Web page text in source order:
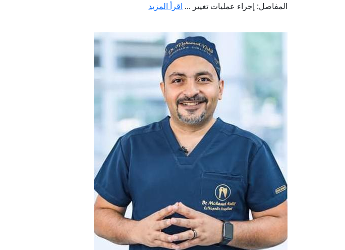
المفاصل: إجراء عمليات تغيير ... اقرأ المزيد